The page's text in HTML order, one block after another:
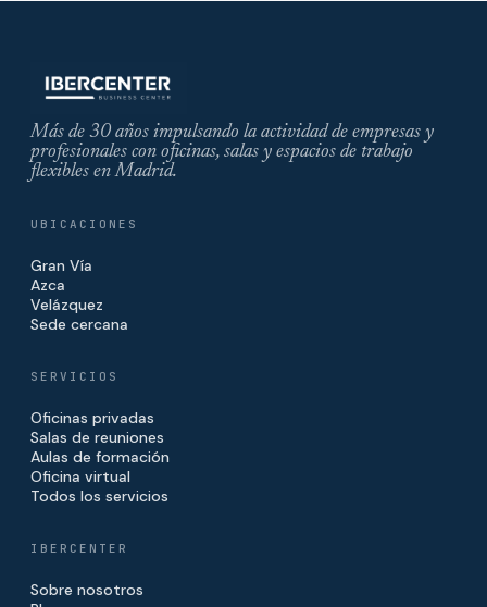
Más de 30 años impulsando la actividad de empresas y
profesionales con oficinas, salas y espacios de trabajo
flexibles en Madrid.
UBICACIONES
Gran Vía
Azca
Velázquez
Sede cercana
SERVICIOS
Oficinas privadas
Salas de reuniones
Aulas de formación
Oficina virtual
Todos los servicios
IBERCENTER
Sobre nosotros